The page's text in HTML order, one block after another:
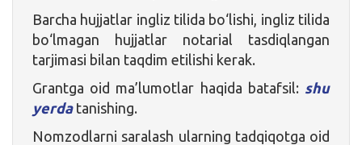
Barcha hujjatlar ingliz tilida bo‘lishi, ingliz tilida
bo‘lmagan hujjatlar notarial tasdiqlangan
tarjimasi bilan taqdim etilishi kerak.
Grantga oid ma’lumotlar haqida batafsil: shu
yerdatanishing.
Nomzodlarni saralash ularning tadqiqotga oid